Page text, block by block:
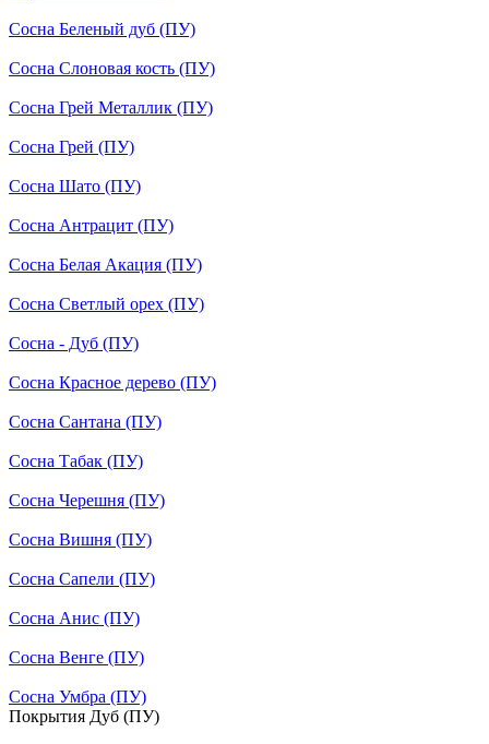
Сосна Беленый дуб (ПУ)
Сосна Слоновая кость (ПУ)
Сосна Грей Металлик (ПУ)
Сосна Грей (ПУ)
Сосна Шато (ПУ)
Сосна Антрацит (ПУ)
Сосна Белая Акация (ПУ)
Сосна Светлый орех (ПУ)
Сосна - Дуб (ПУ)
Сосна Красное дерево (ПУ)
Сосна Сантана (ПУ)
Сосна Табак (ПУ)
Сосна Черешня (ПУ)
Сосна Вишня (ПУ)
Сосна Сапели (ПУ)
Сосна Анис (ПУ)
Сосна Венге (ПУ)
Сосна Умбра (ПУ)
Покрытия Дуб (ПУ)